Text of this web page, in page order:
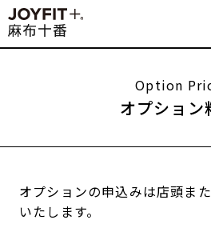
会員様向けのご案内
会員の方へトップ
会員様へのお知らせ 予約
入会する
入会するトップ
入会を悩まれている方へ
Option
オプション
オプションの申込みは店頭ま
いたします。